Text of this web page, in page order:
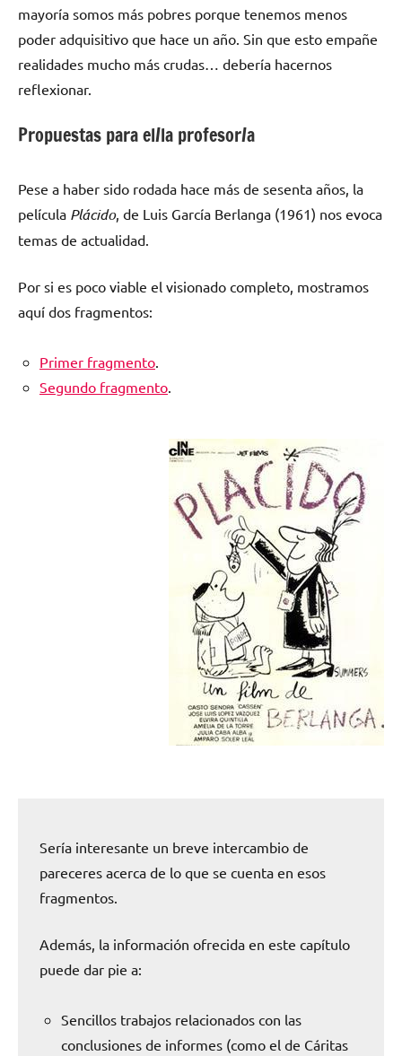
mayoría somos más pobres porque tenemos menos
poder adquisitivo que hace un año. Sin que esto empañe
realidades mucho más crudas… debería hacernos
reflexionar.
Propuestas para el/la profesor/a
Pese a haber sido rodada hace más de sesenta años, la
película Plácido, de Luis García Berlanga (1961) nos evoca
temas de actualidad.
Por si es poco viable el visionado completo, mostramos
aquí dos fragmentos:
Primer fragmento
Segundo fragmento
Sería interesante un breve intercambio de
pareceres acerca de lo que se cuenta en esos
fragmentos.
Además, la información ofrecida en este capítulo
puede dar pie a:
Sencillos trabajos relacionados con las
conclusiones de informes (como el de Cáritas